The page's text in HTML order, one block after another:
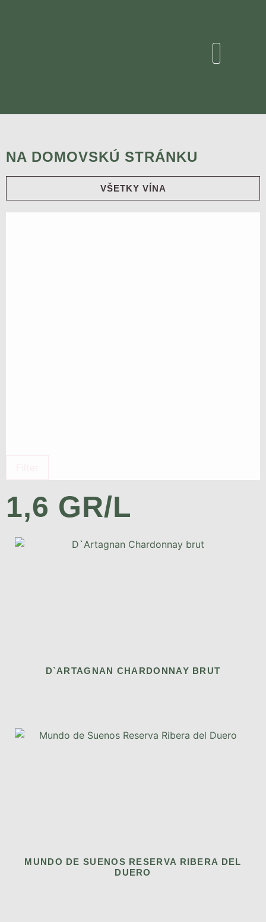
NA DOMOVSKÚ STRÁNKU
VŠETKY VÍNA
1,6 GR/L
D`ARTAGNAN CHARDONNAY BRUT
MUNDO DE SUENOS RESERVA RIBERA DEL
DUERO